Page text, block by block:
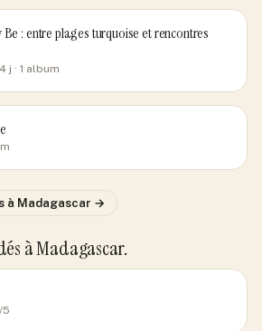
Be : entre plages turquoise et rencontres
j · 1 album
à Madagascar →
à Madagascar.
5